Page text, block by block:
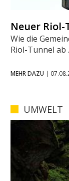
Neuer
Wie die
Riol-Tunnel ab
MEHR DAZU |
UMWELT